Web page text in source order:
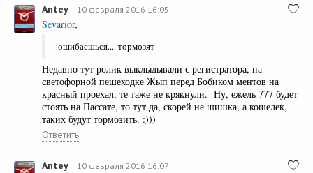
Antey 10 февраля 2016 16:05
Sevarior,
ошибаешься.... тормозят
Недавно тут ролик выклыдывали с регистратора, на
светофорной пешеходке Жып перед Бобиком ментов на
красный проехал, те таже не крякнули. Ну, ежель 777 будет
стоять на Пассате, то тут да, скорей не шишка, а кошелек,
таких будут тормозить. :)))
Ответить
Antey 10 февраля 2016 16:07